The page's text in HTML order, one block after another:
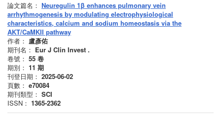
論文篇名： Neuregulin 1β enhances pulmonary vein
arrhythmogenesis by modulating electrophysiological
characteristics, calcium and sodium homeostasis via the
AKT/CaMKII pathway
作者： 盧彥佑
期刊名： Eur J Clin Invest .
卷號： 55 卷
期別： 11 期
刊登日期： 2025-06-02
頁數： e70084
期刊類型： SCI
ISSN： 1365-2362